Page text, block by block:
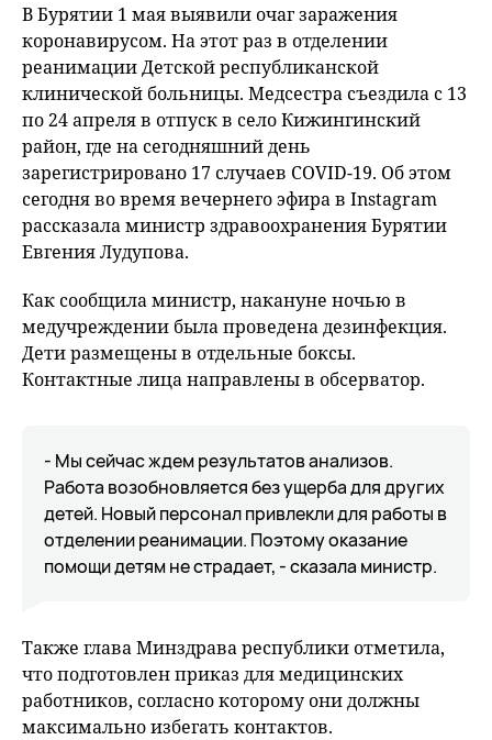
В Бурятии 1 мая выявили очаг заражения
коронавирусом. На этот раз в отделении
реанимации Детской республиканской
клинической больницы. Медсестра съездила с 13
по 24 апреля в отпуск в село Кижингинский
район, где на сегодняшний день
зарегистрировано 17 случаев COVID-19. Об этом
сегодня во время вечернего эфира в Instagram
рассказала министр здравоохранения Бурятии
Евгения Лудупова.
Как сообщила министр, накануне ночью в
медучреждении была проведена дезинфекция.
Дети размещены в отдельные боксы.
Контактные лица направлены в обсерватор.
- Мы сейчас ждем результатов анализов.
Работа возобновляется без ущерба для других
детей. Новый персонал привлекли для работы в
отделении реанимации. Поэтому оказание
помощи детям не страдает, - сказала министр.
Также глава Минздрава республики отметила,
что подготовлен приказ для медицинских
работников, согласно которому они должны
максимально избегать контактов.